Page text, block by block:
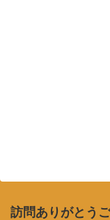
訪問ありがとう